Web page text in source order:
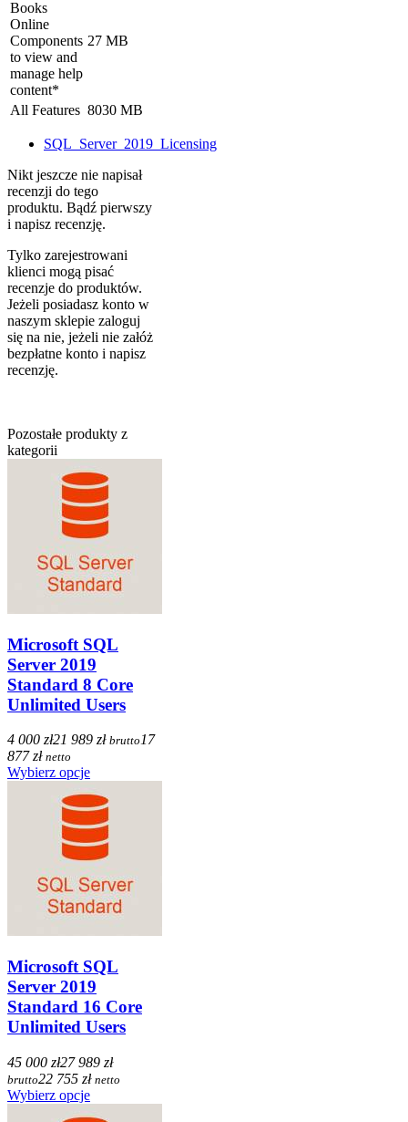
Books
Online
Components
to view and
manage help
content*
27 MB
All Features 8030 MB
SQL_Server_2019_Licensing
Nikt jeszcze nie napisał
recenzji do tego
produktu. Bądź pierwszy
i napisz recenzję.
Tylko zarejestrowani
klienci mogą pisać
recenzje do produktów.
Jeżeli posiadasz konto w
naszym sklepie zaloguj
się na nie, jeżeli nie załóż
bezpłatne konto i napisz
recenzję.
Pozostałe produkty z
kategorii
Microsoft SQL
Server 2019
Standard 8 Core
Unlimited Users
4 000 zł21 989 zł brutto 17
877 zł netto
Wybierz opcje
Microsoft SQL
Server 2019
Standard 16 Core
Unlimited Users
45 000 zł27 989 zł
brutto22 755 zł netto
Wybierz opcje